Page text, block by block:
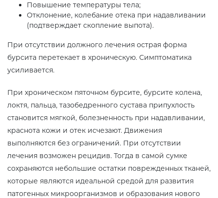
Повышение температуры тела;
Отклонение, колебание отека при надавливании
(подтверждает скопление выпота).
При отсутствии должного лечения острая форма
бурсита перетекает в хроническую. Симптоматика
усиливается.
При хроническом пяточном бурсите, бурсите колена,
локтя, пальца, тазобедренного сустава припухлость
становится мягкой, болезненность при надавливании,
краснота кожи и отек исчезают. Движения
выполняются без ограничений. При отсутствии
лечения возможен рецидив. Тогда в самой сумке
сохраняются небольшие остатки поврежденных тканей,
которые являются идеальной средой для развития
патогенных микроорганизмов и образования нового